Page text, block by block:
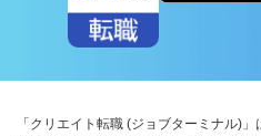
「クリエイト転職 (ジョブターミナル)